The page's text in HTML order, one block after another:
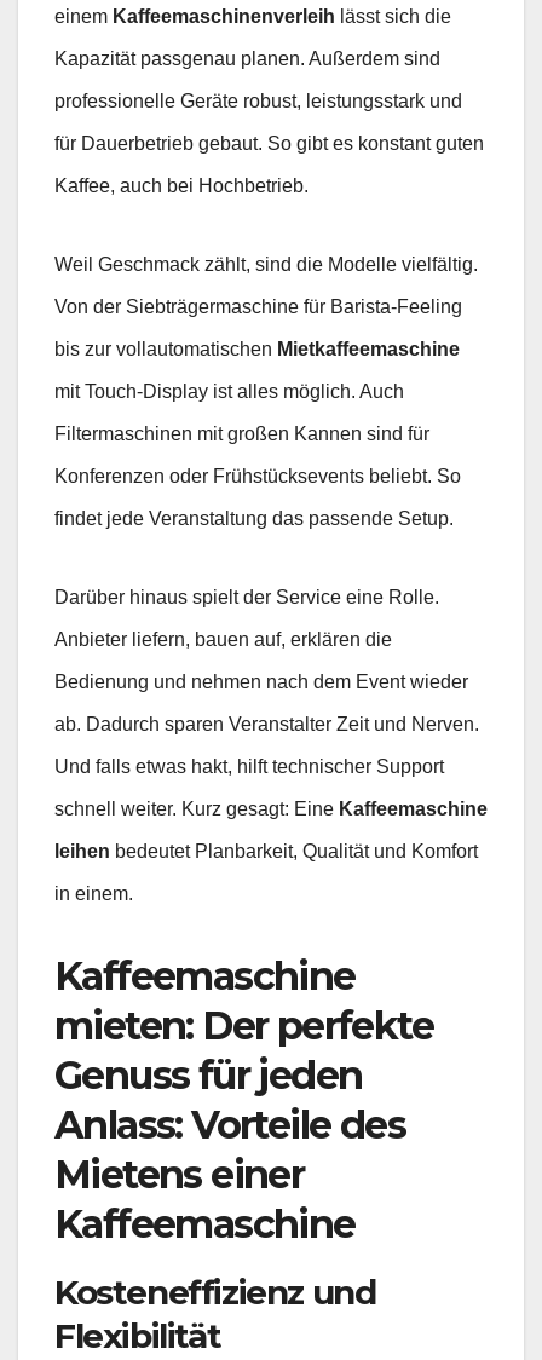
einem Kaffeemaschinenverleih lässt sich die
Kapazität passgenau planen. Außerdem sind
professionelle Geräte robust, leistungsstark und
für Dauerbetrieb gebaut. So gibt es konstant guten
Kaffee, auch bei Hochbetrieb.
Weil Geschmack zählt, sind die Modelle vielfältig.
Von der Siebträgermaschine für Barista-Feeling
bis zur vollautomatischen Mietkaffeemaschine
mit Touch-Display ist alles möglich. Auch
Filtermaschinen mit großen Kannen sind für
Konferenzen oder Frühstücksevents beliebt. So
findet jede Veranstaltung das passende Setup.
Darüber hinaus spielt der Service eine Rolle.
Anbieter liefern, bauen auf, erklären die
Bedienung und nehmen nach dem Event wieder
ab. Dadurch sparen Veranstalter Zeit und Nerven.
Und falls etwas hakt, hilft technischer Support
schnell weiter. Kurz gesagt: Eine Kaffeemaschine
leihen bedeutet Planbarkeit, Qualität und Komfort
in einem.
Kaffeemaschine
mieten: Der perfekte
Genuss für jeden
Anlass: Vorteile des
Mietens einer
Kaffeemaschine
Kosteneffizienz und
Flexibilität